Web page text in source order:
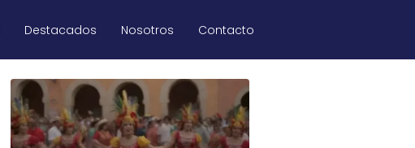
Destacados Nosotros Contacto